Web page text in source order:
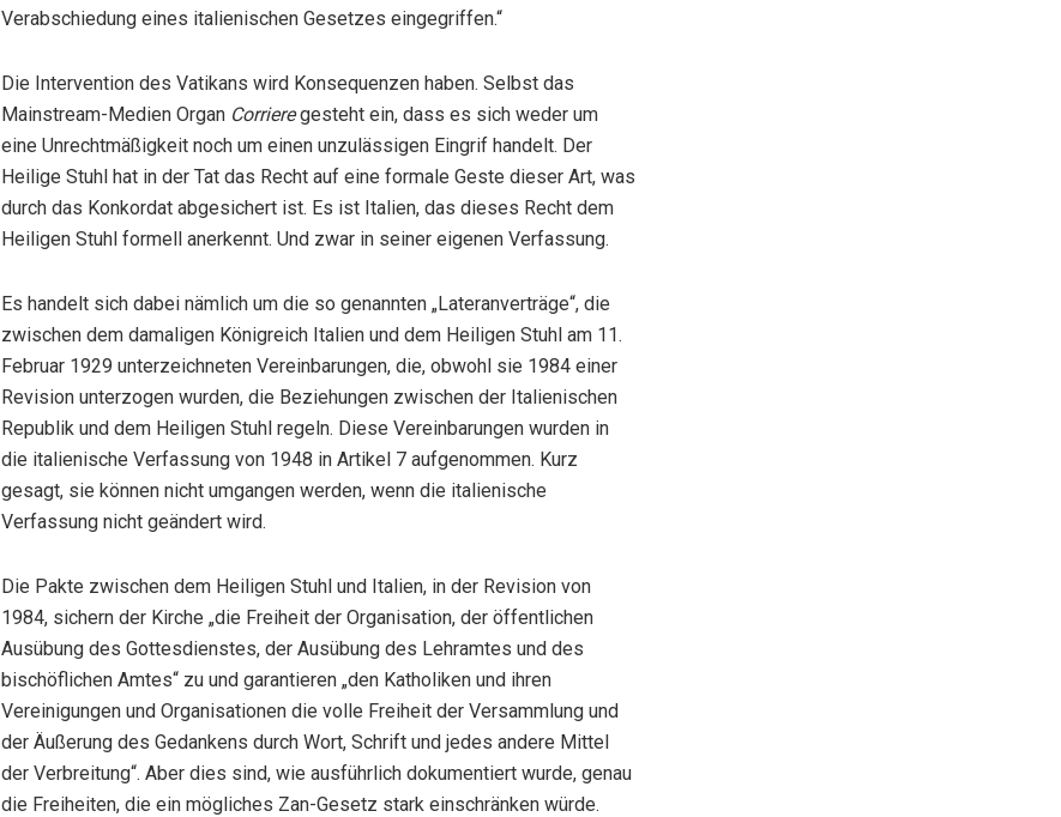
Verabschiedung eines italienischen Gesetzes eingegriffen.“
Die Intervention des Vatikans wird Konsequenzen haben. Selbst das
Mainstream-Medien Organ Corrieregesteht ein, dass es sich weder um
eine Unrechtmäßigkeit noch um einen unzulässigen Eingrif handelt. Der
Heilige Stuhl hat in der Tat das Recht auf eine formale Geste dieser Art, was
durch das Konkordat abgesichert ist. Es ist Italien, das dieses Recht dem
Heiligen Stuhl formell anerkennt. Und zwar in seiner eigenen Verfassung.
Es handelt sich dabei nämlich um die so genannten „Lateranverträge“, die
zwischen dem damaligen Königreich Italien und dem Heiligen Stuhl am 11.
Februar 1929 unterzeichneten Vereinbarungen, die, obwohl sie 1984 einer
Revision unterzogen wurden, die Beziehungen zwischen der Italienischen
Republik und dem Heiligen Stuhl regeln. Diese Vereinbarungen wurden in
die italienische Verfassung von 1948 in Artikel 7 aufgenommen. Kurz
gesagt, sie können nicht umgangen werden, wenn die italienische
Verfassung nicht geändert wird.
Die Pakte zwischen dem Heiligen Stuhl und Italien, in der Revision von
1984, sichern der Kirche „die Freiheit der Organisation, der öffentlichen
Ausübung des Gottesdienstes, der Ausübung des Lehramtes und des
bischöflichen Amtes“ zu und garantieren „den Katholiken und ihren
Vereinigungen und Organisationen die volle Freiheit der Versammlung und
der Äußerung des Gedankens durch Wort, Schrift und jedes andere Mittel
der Verbreitung“. Aber dies sind, wie ausführlich dokumentiert wurde, genau
die Freiheiten, die ein mögliches Zan-Gesetz stark einschränken würde.